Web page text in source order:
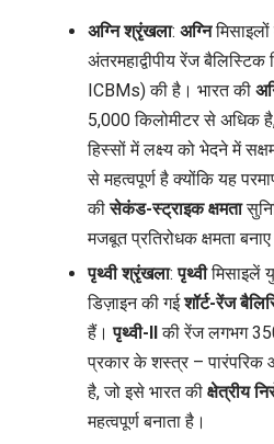
अग्नि श्रृंखला: अग्नि
अंतरमहाद्वीपीय रेंज
ICBMs) की है। भारत की
5,000 किलोमीटर से अधिक
हिस्सों में लक्ष्य को भेदने में
से महत्वपूर्ण है क्योंकि यह
कीसेकंड-स्ट्राइक क्षमता
मजबूत प्रतिरोधक क्षमता
पृथ्वी श्रृंखला:पृथ्वीमिसाइलें
डिज़ाइन की गईशॉर्ट-रेंज
हैं।पृथ्वी-IIकी रेंज लगभग
प्रकार के शस्त्र – पारंपरिक
है, जो इसे भारत की क्षेत्रीय
महत्वपूर्ण बनाता है।